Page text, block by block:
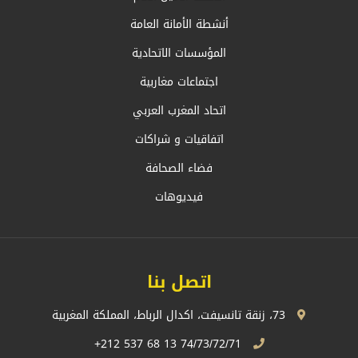
أنشطة الأمانة العامة
المؤسسات الاتحادية
اجتماعات مغاربية
اتحاد المغرب العربي
اتفاقيات و شراكات
فضاء الصحافة
فيديوهات
اتصل بنا